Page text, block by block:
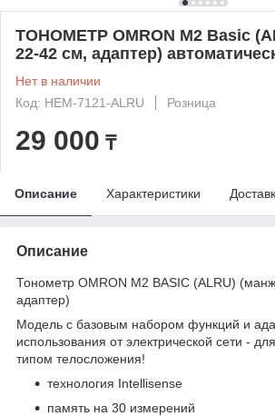
ТОНОМЕТР OMRON M2 Basic
22-42 см, адаптер)
Нет в наличии
Код: HEM-7121-ALRU
Розница
29 000 ₸
Описание Характеристики
Описание
Тонометр OMRON M2 BASIC (AL RU)
адаптер)
Модель с базовым набором функций и
использования от электрической сети -
типом телосложения!
технология Intellisense
память на 30 измерений